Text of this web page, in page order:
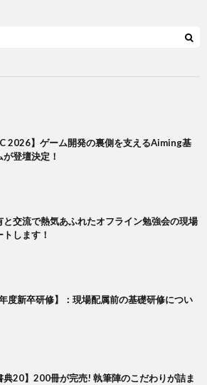
2026】ゲーム開発の裏側を支えるAiming基
登壇決定！
と交流で熱気あふれたオフライン勉強会の現場
します！
度新卒研修】：現場配属前の基礎研修につい
典20】200冊が完売! 執筆陣のこだわりが詰ま